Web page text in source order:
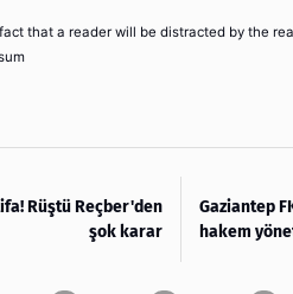
that a reader will be distracted by the
Rüştü Reçber'den
şok karar
Gaziantep
hakem